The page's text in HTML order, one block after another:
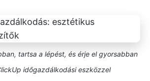
tartsa a lépést, és érje el gyorsabban
időgazdálkodási eszközzel